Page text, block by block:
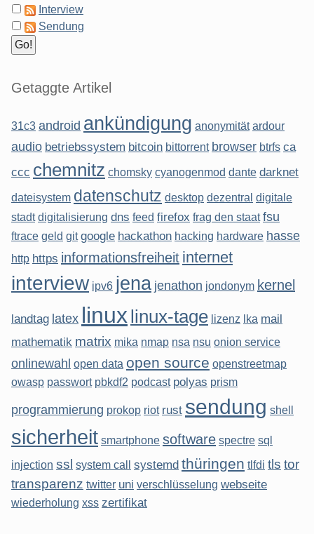
Interview
Sendung
Getaggte Artikel
31c3 android ankündigung anonymität ardour
audio betriebssystem bitcoin bittorrent browser btrfs ca
ccc chemnitz chomsky cyanogenmod dante darknet
dateisystem datenschutz desktop dezentral digitale
stadt digitalisierung dns feed firefox frag den staat fsu
ftrace geld git google hackathon hacking hardware hasse
http https informationsfreiheit internet
interview ipv6 jena jenathon jondonym kernel
landtag latex linux linux-tage lizenz lka mail
mathematik matrix mika nmap nsa nsu onion service
onlinewahl open data open source openstreetmap
owasp passwort pbkdf2 podcast polyas prism
programmierung prokop riot rust sendung shell
sicherheit smartphone software spectre sql
injection ssl system call systemd thüringen tlfdi tls tor
transparenz twitter uni verschlüsselung webseite
wiederholung xss zertifikat